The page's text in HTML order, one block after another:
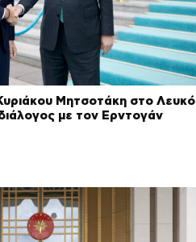
Μητσοτάκη στο Λευκό
με τον Ερντογάν